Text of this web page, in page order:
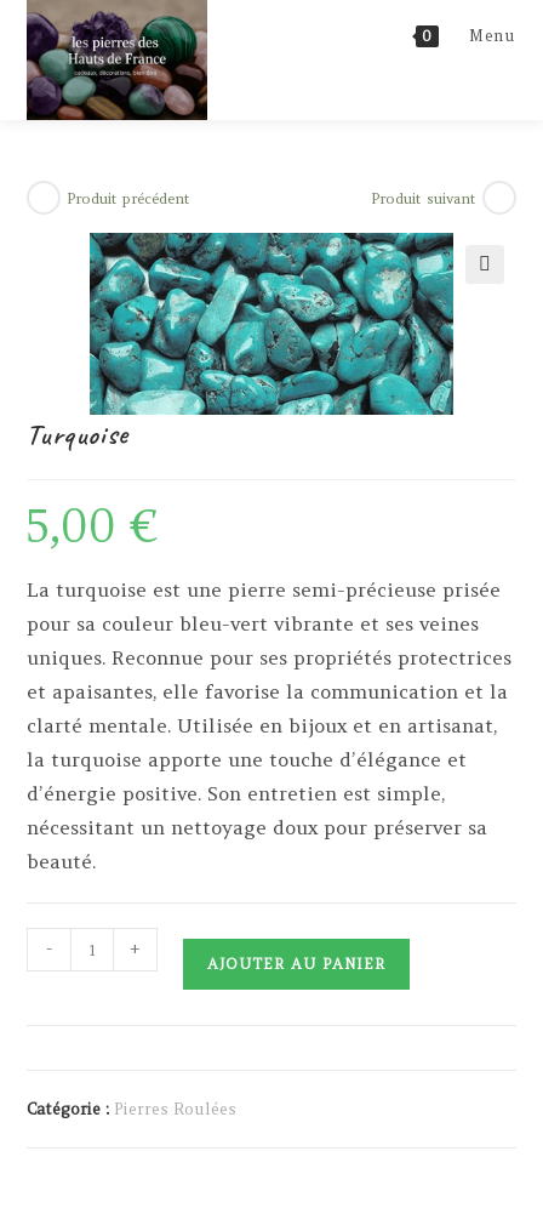
Skip
content
0 Menu
Produit précédent Produit suivant
Turquoise
5,00€
La turquoise est une pierre semi-précieuse prisée
pour sa couleur bleu-vert vibrante et ses veines
uniques. Reconnue pour ses propriétés protectrices
et apaisantes, elle favorise la communication et la
clarté mentale. Utilisée en bijoux et en artisanat,
la turquoise apporte une touche d’élégance et
d’énergie positive. Son entretien est simple,
nécessitant un nettoyage doux pour préserver sa
beauté.
quantité
de
- +
AJOUTER AU PANIER
Catégorie : Pierres Roulées